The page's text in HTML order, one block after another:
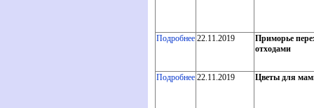
Подробнее 22.11.2019
Приморье
отходами
Подробнее 22.11.2019 Цветы для